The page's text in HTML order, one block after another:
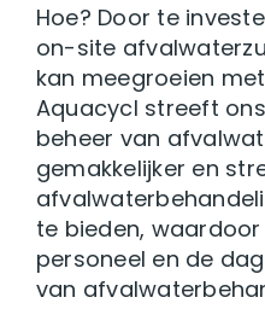
Hoe? Door te
on-site
kan meegroeien
Aquacycl streeft
beheer van
gemakkelijker en
te bieden,
personeel en de
van